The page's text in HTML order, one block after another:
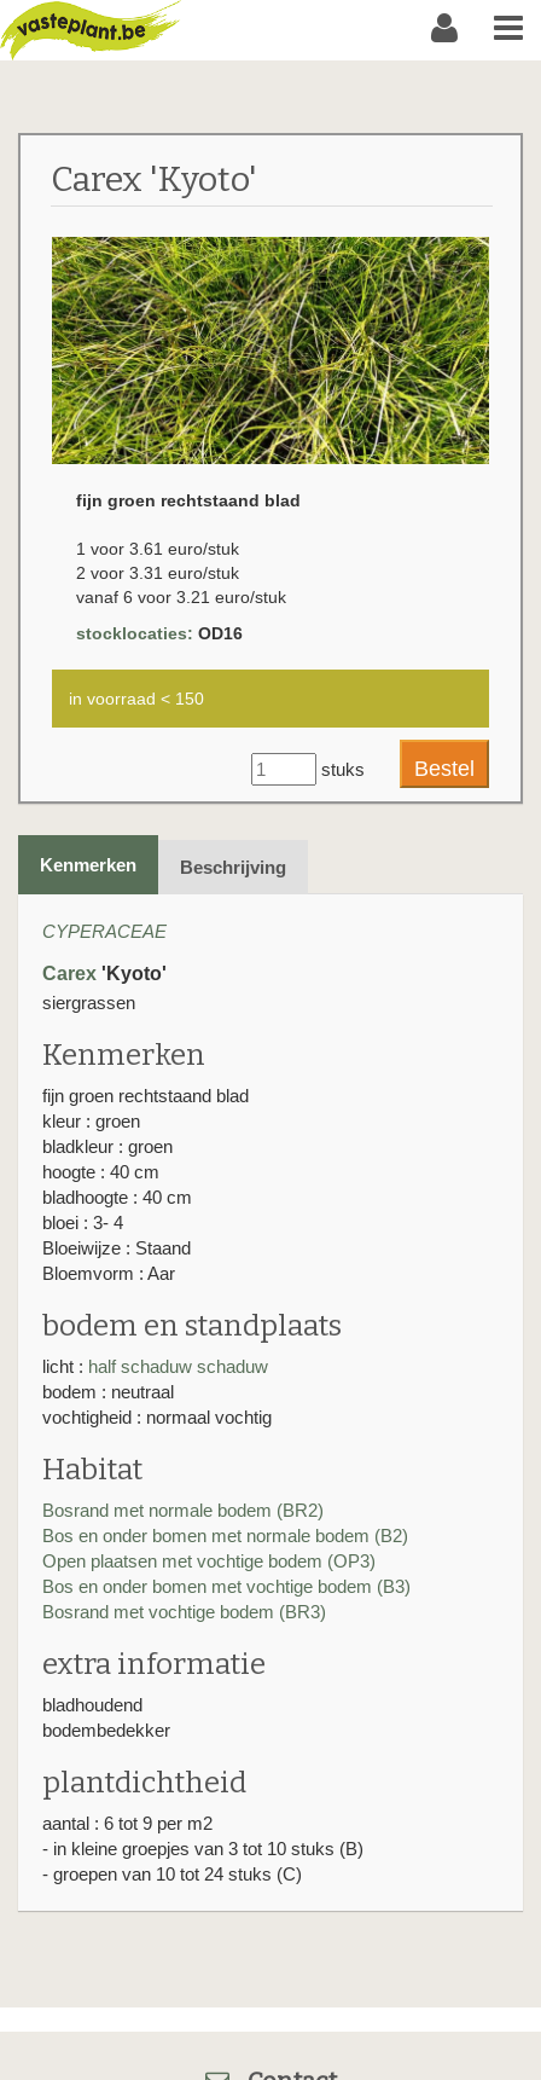
Carex 'Kyoto'
fijn groen rechtstaand blad
1 voor 3.61 euro/stuk
2 voor 3.31 euro/stuk
vanaf 6 voor 3.21 euro/stuk
stocklocaties: OD16
in voorraad < 150
stuks
Kenmerken Beschrijving
CYPERACEAE
Carex 'Kyoto'
siergrassen
Kenmerken
fijn groen rechtstaand blad
kleur : groen
bladkleur : groen
hoogte : 40 cm
bladhoogte : 40 cm
bloei : 3- 4
Bloeiwijze : Staand
Bloemvorm : Aar
bodem en standplaats
licht : half schaduw schaduw
bodem : neutraal
vochtigheid : normaal vochtig
Habitat
Bosrand met normale bodem (BR2)
Bos en onder bomen met normale bodem (B2)
Open plaatsen met vochtige bodem (OP3)
Bos en onder bomen met vochtige bodem (B3)
Bosrand met vochtige bodem (BR3)
extra informatie
bladhoudend
bodembedekker
plantdichtheid
aantal : 6 tot 9 per m2
- in kleine groepjes van 3 tot 10 stuks (B)
- groepen van 10 tot 24 stuks (C)